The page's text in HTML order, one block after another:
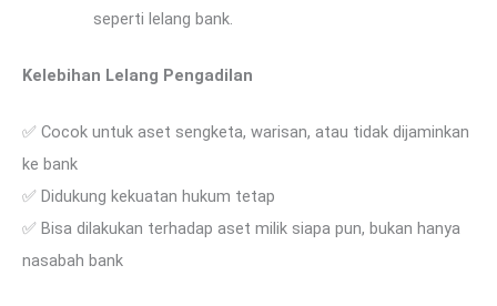
seperti lelang bank.
Kelebihan Lelang Pengadilan
✅ Cocok untuk aset sengketa, warisan, atau tidak dijaminkan
ke bank
✅ Didukung kekuatan hukum tetap
✅ Bisa dilakukan terhadap aset milik siapa pun, bukan hanya
nasabah bank